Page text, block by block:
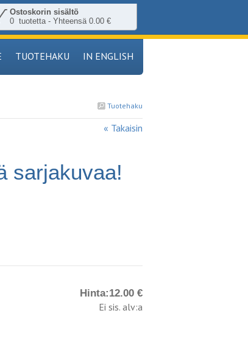
Ostoskorin sisältö
0 tuotetta - Yhteensä 0.00 €
TUOTEHAKU IN ENGLISH
Tuotehaku
« Takaisin
sarjakuvaa!
Hinta:12.00 €
Ei sis. alv:a